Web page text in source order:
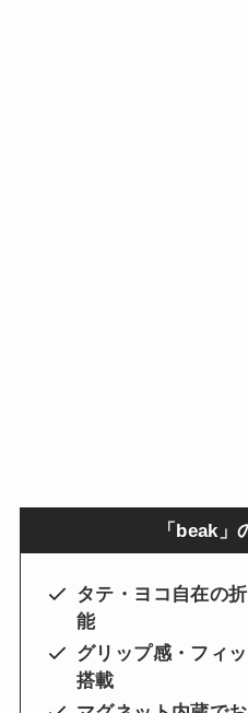
「beak」
タテ・ヨコ自在の
能
グリップ感・フィ
搭載